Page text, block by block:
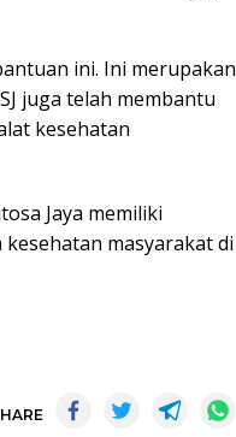
ini. Ini merupakan
juga telah membantu
kesehatan
Jaya memiliki
masyarakat di